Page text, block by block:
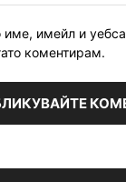
имейл и
коментирам.